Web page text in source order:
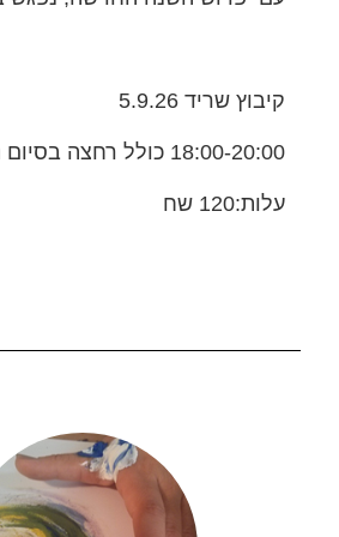
קיבוץ שריד 5.9.26
18:00-20:00 כולל רחצה בסיום הארוע.
עלות:120 שח